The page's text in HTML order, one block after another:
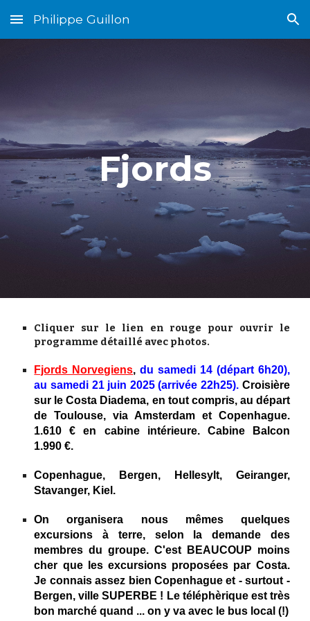
Skip to main content Skip to navigation
Philippe Guillon
Fjords
Cliquer sur le lien en rouge pour ouvrir le
programme détaillé avec photos.
Fjords Norvegiens,du samedi 14 (départ 6h20),
au samedi 21 juin 2025 (arrivée 22h25).Croisière
sur le Costa Diadema, en tout compris, au départ
de Toulouse, via Amsterdam et Copenhague.
1.610 € en cabine intérieure. Cabine Balcon
1.990 €.
Copenhague, Bergen, Hellesylt, Geiranger,
Stavanger, Kiel.
On organisera nous mêmes quelques
excursions à terre, selon la demande des
membres du groupe. C'est BEAUCOUP moins
cher que les excursions proposées par Costa.
Je connais assez bien Copenhague et - surtout -
Bergen, ville SUPERBE ! Le téléphèrique est très
bon marché quand ... on y va avec le bus local (!)